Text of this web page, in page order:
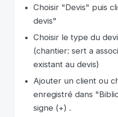
Choisir "Devis" puis
devis"
Choisir le type du
(chantier: sert a
existant au devis)
Ajouter un client ou
enregistré dans
signe (+) .